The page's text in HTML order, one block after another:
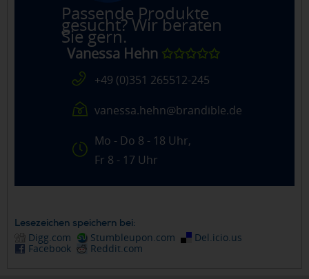
Passende Produkte
gesucht? Wir beraten
Sie gern.
Vanessa Hehn ✩✩✩✩✩
+49 (0)351 265512-245
vanessa.hehn@brandible.de
Mo - Do 8 - 18 Uhr,
Fr 8 - 17 Uhr
Lesezeichen speichern bei:
Digg.com Stumbleupon.com
Del.icio.us
Facebook
Reddit.com